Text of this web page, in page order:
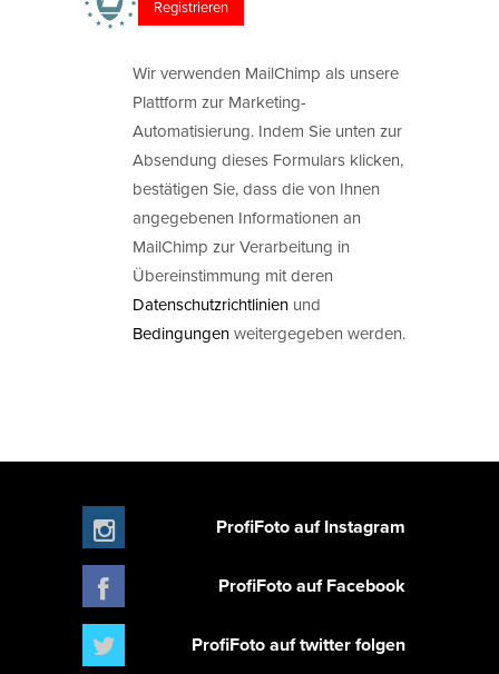
Wir verwenden MailChimp als unsere
Plattform zur Marketing-
Automatisierung. Indem Sie unten zur
Absendung dieses Formulars klicken,
bestätigen Sie, dass die von Ihnen
angegebenen Informationen an
MailChimp zur Verarbeitung in
Übereinstimmung mit deren
Datenschutzrichtlinien und
Bedingungenweitergegeben werden.
ProfiFoto auf Instagram
ProfiFoto auf Facebook
ProfiFoto auf twitter folgen